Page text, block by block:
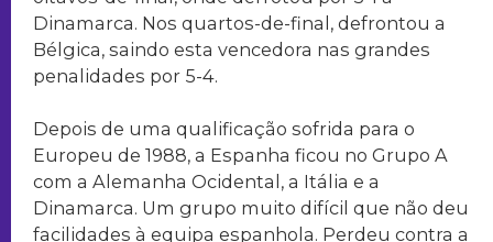
Dinamarca. Nos quartos-de-final, defrontou a
Bélgica, saindo esta vencedora nas grandes
penalidades por 5-4.
Depois de uma qualificação sofrida para o
Europeu de 1988, a Espanha ficou no Grupo A
com a Alemanha Ocidental, a Itália e a
Dinamarca. Um grupo muito difícil que não deu
facilidades à equipa espanhola. Perdeu contra a